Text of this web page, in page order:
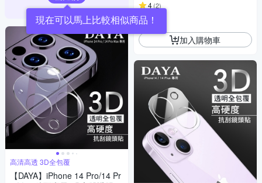
高清高透 3D全包覆
【DAYA】iPhone 14 Pro/14 Pr
4(2)
券
加入購物車